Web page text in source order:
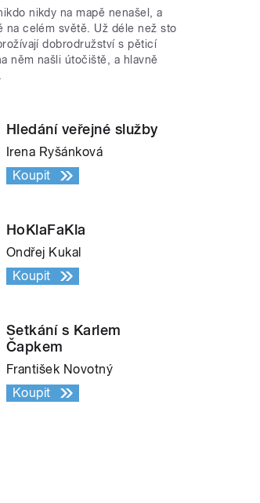
nikdy na mapě nenašel, a
na celém světě. Už déle než sto
dobrodružství s pěticí
něm našli útočiště, a hlavně
Hledání veřejné služby
Irena Ryšánková
Koupit
HoKlaFaKla
Ondřej Kukal
Koupit
Setkání s Karlem
Čapkem
František Novotný
Koupit